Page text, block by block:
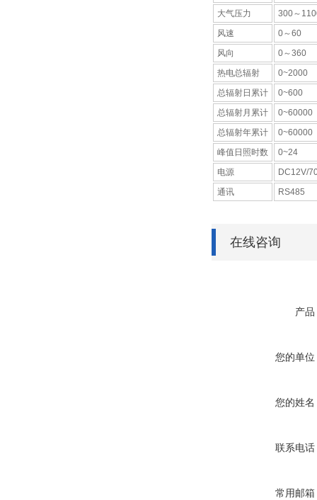
大气压力
300～
风速
0～60
风向
0～360
热电总辐射
0~2000
总辐射日累计
0~600
总辐射月累计
0~60000
总辐射年累计
0~60000
峰值日照时数
0~24
电源
DC12V/
通讯
RS485
在线咨询
产品
您的单位
您的姓名
联系电话
常用邮箱